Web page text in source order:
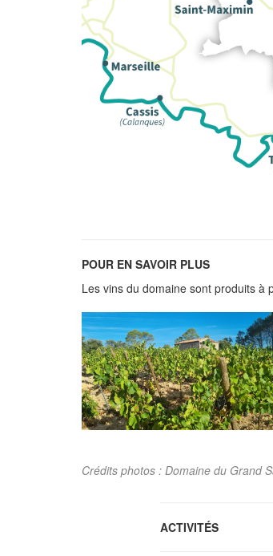
POUR EN SAVOIR PLUS
Les vins du domaine sont produits à
Crédits photos : Domaine du Grand
ACTIVITÉS